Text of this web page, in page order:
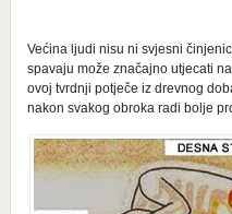
Većina ljudi nisu ni svjesni
spavaju može značajno utjecati
ovoj tvrdnji potječe iz drevnog
nakon svakog obroka radi bolje